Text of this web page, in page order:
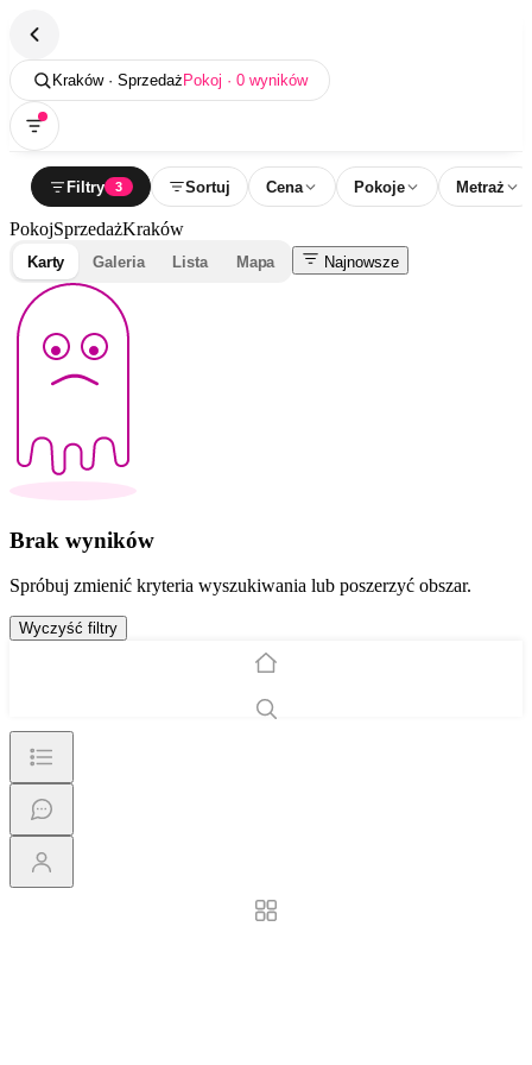
Kraków · Sprzedaż Pokoj · 0 wyników
Filtry 3 Sortuj Cena Pokoje Metraż
PokojSprzedażKraków
Karty Galeria Lista Mapa Najnowsze
Brak wyników
Spróbuj zmienić kryteria wyszukiwania lub poszerzyć obszar.
Wyczyść filtry